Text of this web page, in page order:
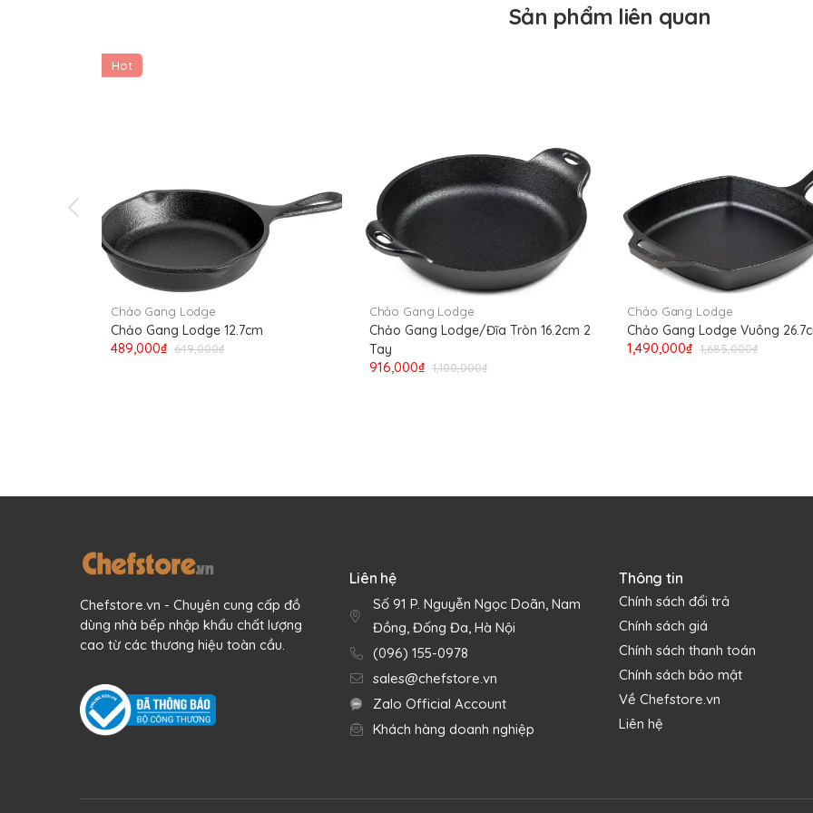
Sản phẩm liên quan
Hot
Chảo Gang Lodge
Chảo Gang Lodge 12.7cm
489,000₫ 649,000₫
Chảo Gang Lodge
Chảo Gang Lodge/Đĩa Tròn 16.2cm 2
Tay
916,000₫ 1,100,000₫
Chảo Gang Lodge
Chảo Gang Lodge Vuông
1,490,000₫ 1,685,000₫
Chefstore.vn - Chuyên cung cấp đồ
dùng nhà bếp nhập khẩu chất lượng
cao từ các thương hiệu toàn cầu.
Liên hệ
Số 91 P. Nguyễn Ngọc Doãn, Nam
Đồng, Đống Đa, Hà Nội
(096) 155-0978
sales@chefstore.vn
Zalo Official Account
Khách hàng doanh nghiệp
Thông tin
Chính sách đổi trả
Chính sách giá
Chính sách thanh toán
Chính sách bảo mật
Về Chefstore.vn
Liên hệ